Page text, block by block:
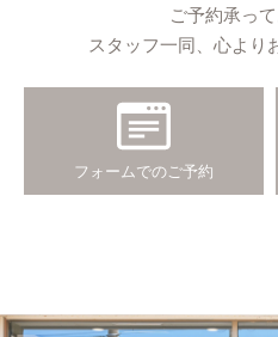
ご予約承って
スタッフ一同、心より
フォームでのご予約​